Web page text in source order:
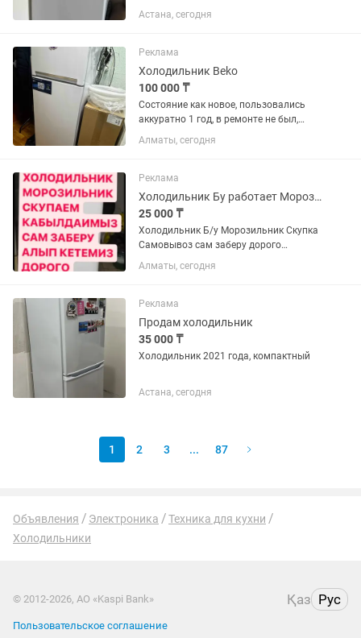
Астана, сегодня
Реклама
Холодильник Beko
100 000 ₸
Состояние как новое, пользовались
аккуратно 1 год, в ремонте не был,
самовывоз с района АДК
Алматы, сегодня
Реклама
Холодильник Бу работает Морозильник не работает
25 000 ₸
Холодильник Б/у Морозильник Скупка
Самовывоз сам заберу дорого
C.K.У.П.K.A
Алматы, сегодня
Реклама
Продам холодильник
35 000 ₸
Холодильник 2021 года, компактный
Астана, сегодня
1 2 3 ... 87
Объявления Электроника
Техника для кухни
Холодильники
© 2012-2026, АО «Kaspi Bank» Қаз Рус
Пользовательское соглашение